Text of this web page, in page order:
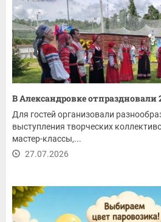
В Александровке отпраздновали
Для гостей организовали
выступления творческих
мастер-классы,...
27.07.2026